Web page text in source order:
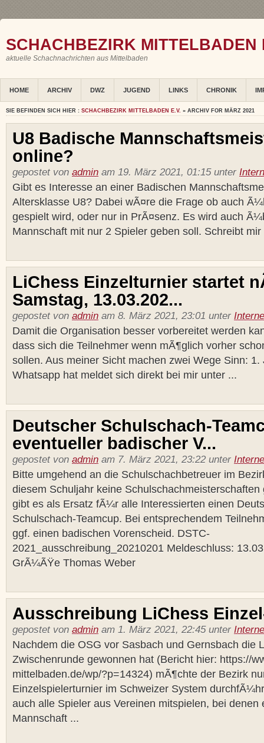
SCHACHBEZIRK MITTELBADEN
aktuelle Schachnachrichten aus Mittelbaden
HOME ARCHIV DWZ JUGEND LINKS CHRONIK
SIE BEFINDEN SICH HIER : SCHACHBEZIRK MITTELBADEN E.V. » ARCHIV FOR MÄRZ 2021
U8 Badische
online?
gepostet von admin am 19. März 2021, 01:15 unter
Gibt es Interesse an einer Badischen
Altersklasse U8? Dabei wÃ¤re die Frage ob auch
gespielt wird, oder nur in PrÃ¤senz. Es wird auch
Mannschaft mit nur 2 Spieler geben soll. Schreibt mir
LiChess Einzelturnier startet
Samstag, 13.03.202...
gepostet von admin am 8. März 2021, 23:01 unter
Damit die Organisation besser vorbereitet werden
dass sich die Teilnehmer wenn mÃ¶glich vorher
sollen. Aus meiner Sicht machen zwei Wege Sinn: 1.
Whatsapp hat meldet sich direkt bei mir unter ...
Deutscher Schulschach-
eventueller badischer V...
gepostet von admin am 7. März 2021, 23:22 unter
Bitte umgehend an die Schulschachbetreuer im
diesem Schuljahr keine Schulschachmeisterschaften
gibt es als Ersatz fÃ¼r alle Interessierten einen
Schulschach-Teamcup. Bei entsprechendem
ggf. einen badischen Vorenscheid. DSTC-
2021_ausschreibung_20210201 Meldeschluss:
GrÃ¼ÃŸe Thomas Weber
Ausschreibung LiChess
gepostet von admin am 1. März 2021, 22:45 unter
Nachdem die OSG vor Sasbach und Gernsbach die
Zwischenrunde gewonnen hat (Bericht hier: https://
mittelbaden.de/wp/?p=14324) mÃ¶chte der Bezirk
Einzelspielerturnier im Schweizer System
auch alle Spieler aus Vereinen mitspielen, bei
Mannschaft ...